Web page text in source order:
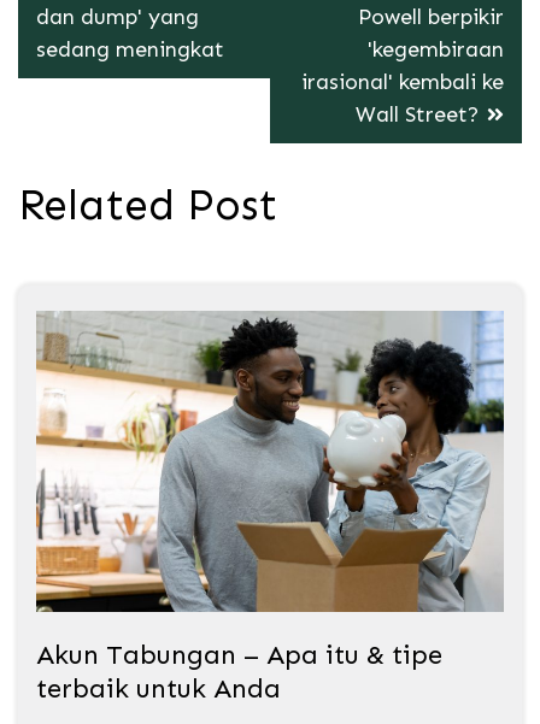
navigation
dan dump' yang
sedang meningkat
Powell berpikir
'kegembiraan
irasional' kembali ke
Wall Street?
Related Post
Akun Tabungan – Apa itu & tipe
terbaik untuk Anda